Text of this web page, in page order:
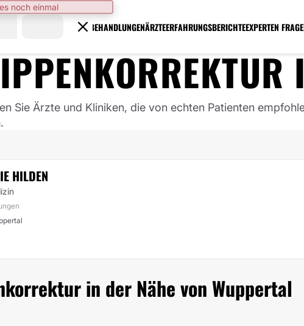
noch einmal
BEHANDLUNGENÄRZTEERFAHRUNGSBERICHTEEXPERTEN
Sie Ärzte und Kliniken, die von echten Patienten
HILDEN
in der Nähe von Wuppertal